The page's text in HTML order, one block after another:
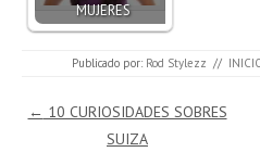
MUJERES
Publicado por: Rod Stylezz //
Navegación de entradas
← 10 CURIOSIDADES SOBRES
SUIZA